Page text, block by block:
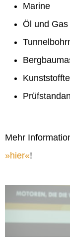
Marine
Öl und
Mehr
hier !